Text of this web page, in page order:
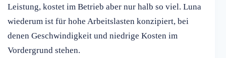
Leistung, kostet im Betrieb aber nur halb so viel. Luna
wiederum ist für hohe Arbeitslasten konzipiert, bei
denen Geschwindigkeit und niedrige Kosten im
Vordergrund stehen.